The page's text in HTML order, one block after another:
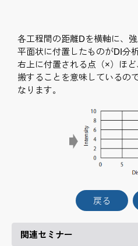
各工程間の距離Dを横軸に、
平面状に付置したものがDI分
右上に付置される点（×）ほ
搬することを意味しているの
なります。
戻る
関連セミナー